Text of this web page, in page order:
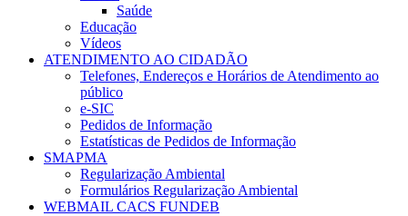
Saúde
Educação
Vídeos
ATENDIMENTO AO CIDADÃO
Telefones, Endereços e Horários de Atendimento ao
público
e-SIC
Pedidos de Informação
Estatísticas de Pedidos de Informação
SMAPMA
Regularização Ambiental
Formulários Regularização Ambiental
WEBMAIL CACS FUNDEB